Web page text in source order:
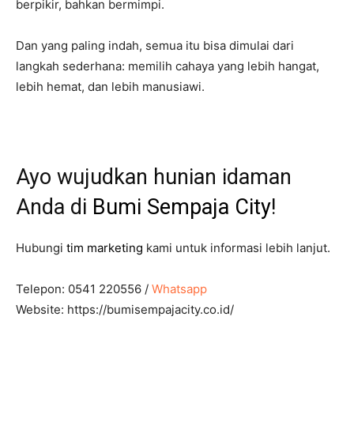
berpikir, bahkan bermimpi.
Dan yang paling indah, semua itu bisa dimulai dari
langkah sederhana: memilih cahaya yang lebih hangat,
lebih hemat, dan lebih manusiawi.
Ayo wujudkan hunian idaman
Anda di Bumi Sempaja City!
Hubungi tim marketing kami untuk informasi lebih lanjut.
Telepon: 0541 220556 / Whatsapp
Website: https://bumisempajacity.co.id/